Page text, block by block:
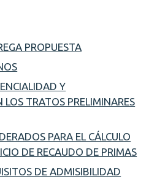
PROPUESTA
Y
LOS TRATOS PRELIMINARES
PARA EL CÁLCULO
DE RECAUDO DE PRIMAS
DE ADMISIBILIDAD